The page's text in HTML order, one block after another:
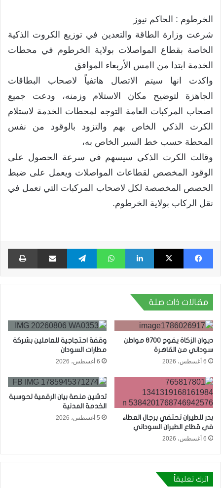
الخرطوم : الحاكم نيوز
شرعت وزارة الطاقة والتعدين في توزيع الكروت الذكية
الخاصة بقطاع المواصلات بولاية الخرطوم في محطات
الخدمة ابتدا من اامس الأربعاء الموافق
واكدت انها سيتم الاتصال هاتفياً لاصحاب البطاقات
الجاهزة لتوضيح مكان الاستلام وزمنه، ودعت جميع
اصحاب المركبات العامة التوجه لمحطات الخدمة لاستلام
الكرت الذكي الخاص بهم والتزود بالوقود من نفس
المحطة حسب خط السير الخاص به،
وقالت الكرت الذكي سيسهم في سرعة الحصول على
الوقود المخصص لقطاعات المواصلات ويعمل على ضبط
الحصص المخصصة لكل لاصحاب المركبات التي تعمل في
نقل الركاب بولاية الخرطوم.
فيسبوك X لينكدإن واتساب تيلقرام مشاركة عبر البريد
مقالات ذات صلة
ديوان الزكاة يفوج 8700 مواطن
سوداني من القاهرة
6 أغسطس، 2026
وقفة احتجاجية للعاملين بشركة
مطارات السودان
6 أغسطس، 2026
بدر للطيران تحتفي برجال العطاء
في قطاع الطيران السوداني
6 أغسطس، 2026
تدشين منصة بيان الرقمية لحوسبة
الخدمة المدنية
5 أغسطس، 2026
اترك تعليقاً